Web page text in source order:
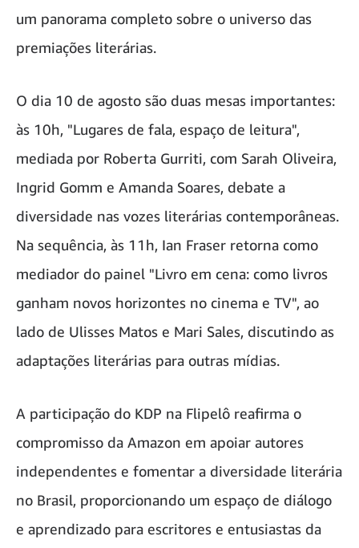
um panorama completo sobre o universo das
premiações literárias.
O dia 10 de agosto são duas mesas importantes:
às 10h, "Lugares de fala, espaço de leitura",
mediada por Roberta Gurriti, com Sarah Oliveira,
Ingrid Gomm e Amanda Soares, debate a
diversidade nas vozes literárias contemporâneas.
Na sequência, às 11h, Ian Fraser retorna como
mediador do painel "Livro em cena: como livros
ganham novos horizontes no cinema e TV", ao
lado de Ulisses Matos e Mari Sales, discutindo as
adaptações literárias para outras mídias.
A participação do KDP na Flipelô reafirma o
compromisso da Amazon em apoiar autores
independentes e fomentar a diversidade literária
no Brasil, proporcionando um espaço de diálogo
e aprendizado para escritores e entusiastas da